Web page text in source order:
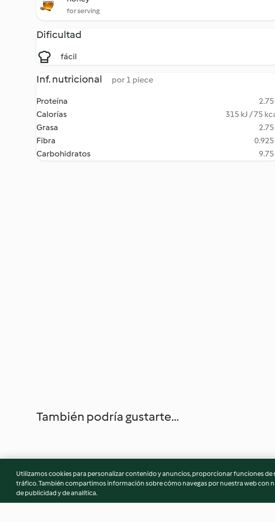
for serving
Dificultad
fácil
Inf. nutricional por 1 piece
Proteína
2.75
Calorías
315 kJ / 75
Grasa
2.75
Fibra
0.925
Carbohidratos
9.75
También podría gustarte...
Utilizamos cookies para personalizar contenido y anuncios, proporcionar funciones de
tráfico. También compartimos información sobre cómo navegas por nuestra web con
de publicidad y de analítica.